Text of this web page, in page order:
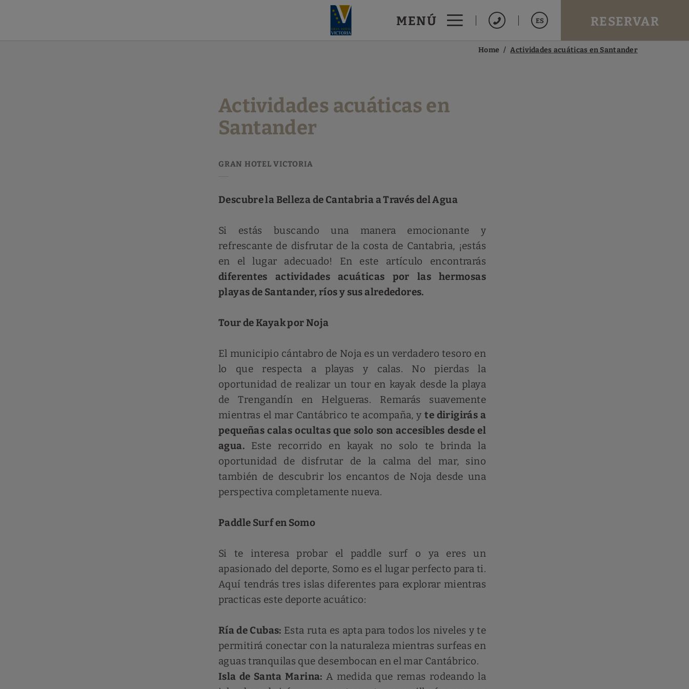
MENÚ ES RESERVAR
Home Actividades acuáticas en Santander
Actividades acuáticas en
Santander
Descubre la Belleza de Cantabria a Través del Agua
Si estás buscando una manera emocionante y
refrescante de disfrutar de la costa de Cantabria, ¡estás
en el lugar adecuado! En este artículo encontrarás
diferentes actividades acuáticas por las hermosas
playas de Santander, ríos y sus alrededores.
Tour de Kayak por Noja
El municipio cántabro de Noja es un verdadero tesoro en
lo que respecta a playas y calas. No pierdas la
oportunidad de realizar un tour en kayak desde la playa
de Trengandín en Helgueras. Remarás suavemente
mientras el mar Cantábrico te acompaña, yte dirigirás a
pequeñas calas ocultas que solo son accesibles desde el
agua.Este recorrido en kayak no solo te brinda la
oportunidad de disfrutar de la calma del mar, sino
también de descubrir los encantos de Noja desde una
perspectiva completamente nueva.
Paddle Surf en Somo
Si te interesa probar el paddle surf o ya eres un
apasionado del deporte, Somo es el lugar perfecto para ti.
Aquí tendrás tres islas diferentes para explorar mientras
practicas este deporte acuático:
Ría de Cubas: Esta ruta es apta para todos los niveles y te
permitirá conectar con la naturaleza mientras surfeas en
aguas tranquilas que desembocan en el mar Cantábrico.
Isla de Santa Marina: A medida que remas rodeando la